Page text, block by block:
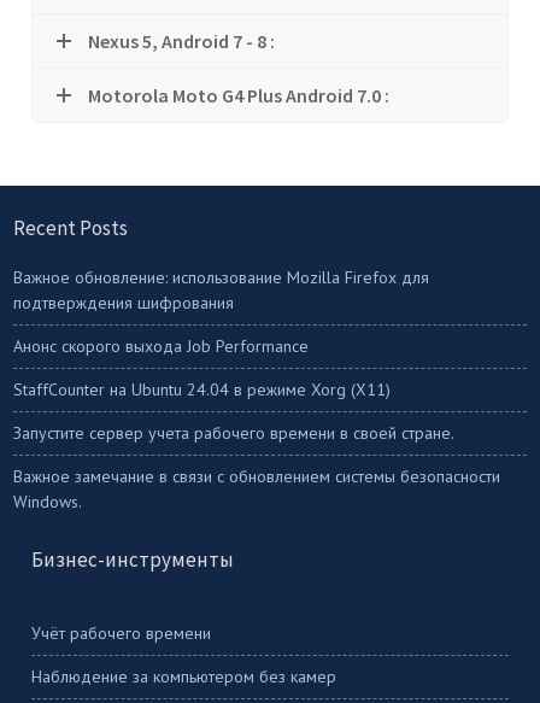
Nexus 5, Android 7 - 8 :
Motorola Moto G4 Plus Android 7.0 :
Recent Posts
Важное обновление: использование Mozilla Firefox для
подтверждения шифрования
Анонс скорого выхода Job Performance
StaffСounter на Ubuntu 24.04 в режиме Xorg (X11)
Запустите сервер учета рабочего времени в своей стране.
Важное замечание в связи с обновлением системы безопасности
Windows.
Бизнес-инструменты
Учёт рабочего времени
Наблюдение за компьютером без камер